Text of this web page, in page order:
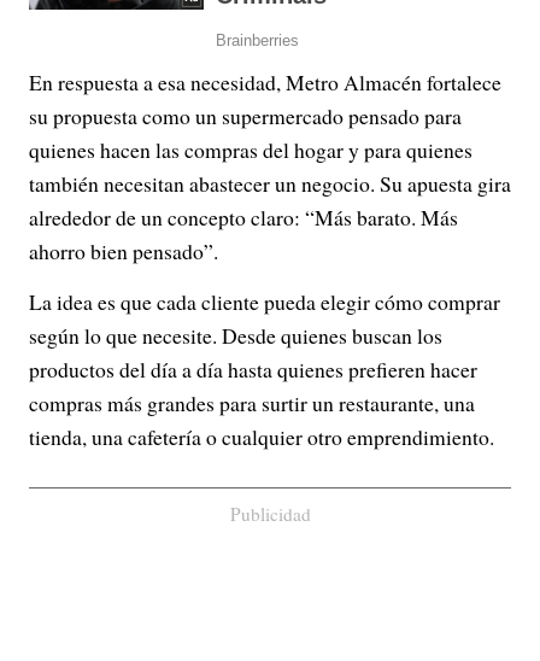
En respuesta a esa necesidad, Metro Almacén fortalece
su propuesta como un supermercado pensado para
quienes hacen las compras del hogar y para quienes
también necesitan abastecer un negocio. Su apuesta gira
alrededor de un concepto claro: “Más barato. Más
ahorro bien pensado”.
La idea es que cada cliente pueda elegir cómo comprar
según lo que necesite. Desde quienes buscan los
productos del día a día hasta quienes prefieren hacer
compras más grandes para surtir un restaurante, una
tienda, una cafetería o cualquier otro emprendimiento.
Publicidad